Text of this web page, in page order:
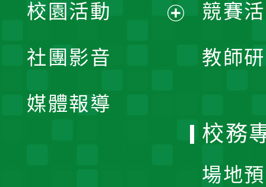
競賽
教師
開
校園活動
社團影音
媒體報導
校務
場地